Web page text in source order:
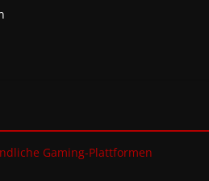
Gaming-Plattformen